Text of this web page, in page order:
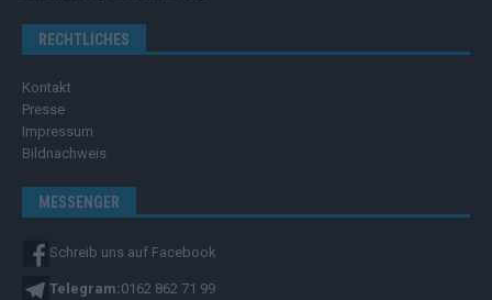
RECHTLICHES
Kontakt
Presse
Impressum
Bildnachweis
MESSENGER
Schreib uns auf Facebook
Telegram:0162 862 71 99